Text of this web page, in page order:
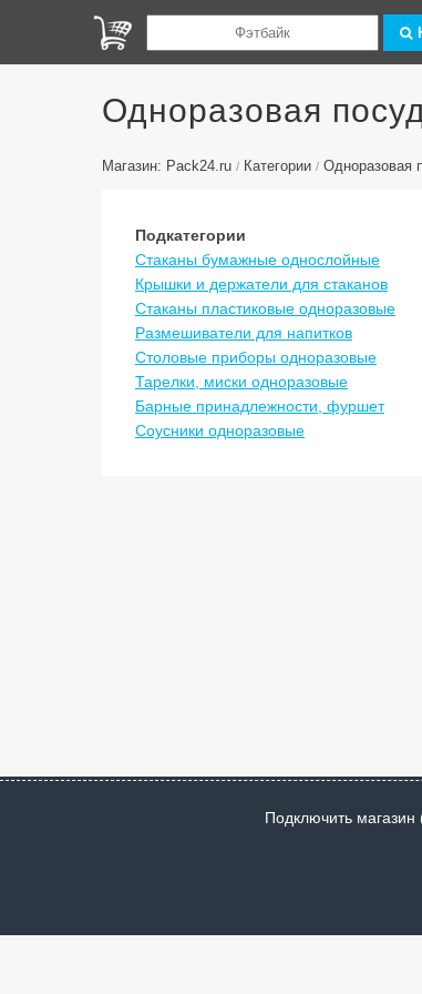
Одноразовая
Магазин: Pack24.ru / Категории / Одноразовая
Подкатегории
Стаканы бумажные однослойные
Крышки и держатели для стаканов
Стаканы пластиковые одноразовые
Размешиватели для напитков
Столовые приборы одноразовые
Тарелки, миски одноразовые
Барные принадлежности, фуршет
Соусники одноразовые
Подключить магазин